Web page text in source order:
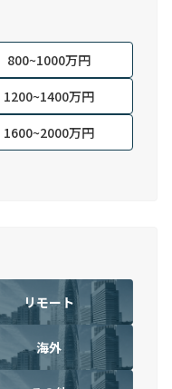
800~1000万円
1200~1400万円
1600~2000万円
リモート
海外